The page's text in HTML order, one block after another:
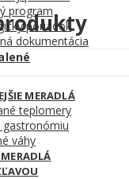
program
poriadok
dokumentácia
MERADLÁ
teplomery
gastronómiu
váhy